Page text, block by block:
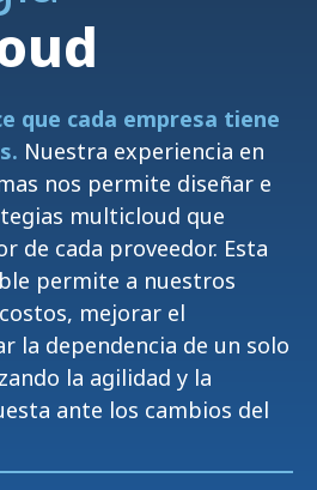
que cada empresa tiene
Nuestra experiencia en
nos permite diseñar e
multicloud que
de cada proveedor. Esta
permite a nuestros
mejorar el
la dependencia de un solo
la agilidad y la
ante los cambios del